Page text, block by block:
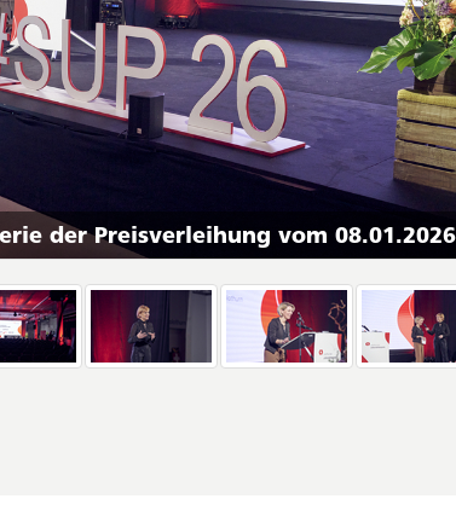
der Preisverleihung vom 08.01.2026